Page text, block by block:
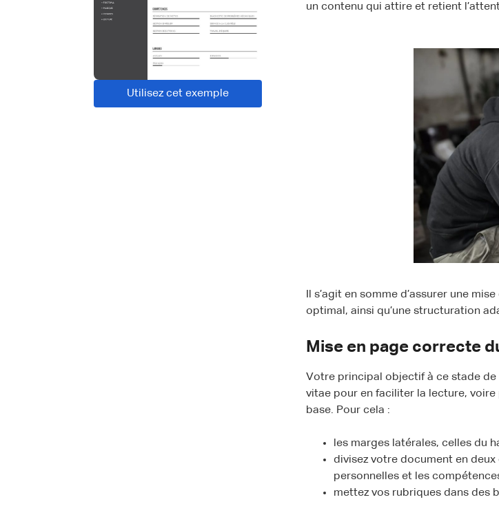
Utilisez cet exemple
un contenu qui attire et retient
Il s’agit en somme d’assurer une
optimal, ainsi qu’une structuration
Mise en page correcte
Votre principal objectif à ce stade
vitae pour en faciliter la lecture,
base. Pour cela :
les marges latérales, celles du
divisez votre document en deux
personnelles et les
mettez vos rubriques dans des